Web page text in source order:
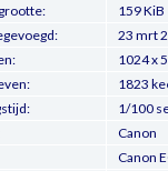
159 KiB
23 mrt
1024 x
1823
1/100
Canon
Canon